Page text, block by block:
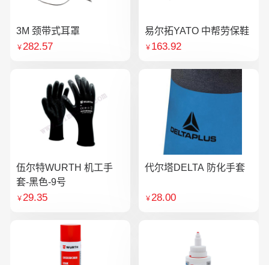
3M 颈带式耳罩
￥282.57
易尔拓YATO 中帮劳保鞋
￥ 163.92
伍尔特WURTH 机工手
套-黑色-9号
￥29.35
代尔塔DELTA 防化手套
￥28.00